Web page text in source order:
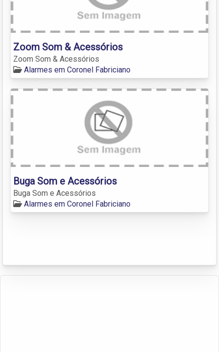
Zoom Som & Acessórios
Zoom Som & Acessórios
Alarmes em Coronel Fabriciano
Buga Som e Acessórios
Buga Som e Acessórios
Alarmes em Coronel Fabriciano